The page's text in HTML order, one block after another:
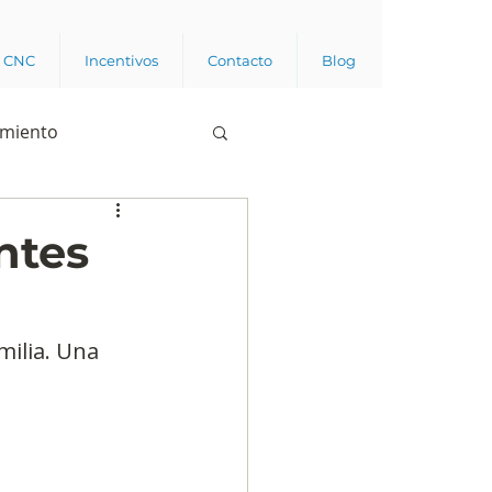
Incentivos Contacto Blog
Business analytics
opinión pública
trabajador
Una